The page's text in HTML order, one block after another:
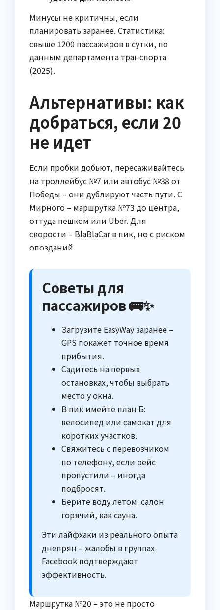
Минусы не критичны, если
планировать заранее. Статистика:
свыше 1200 пассажиров в сутки, по
данным департамента транспорта
(2025).
Альтернативы: как
добраться, если 20
не идет
Если пробки добьют, пересаживайтесь
на троллейбус №7 или автобус №38 от
Победы – они дублируют часть пути. С
Мирного – маршрутка №73 до центра,
оттуда пешком или Uber. Для
скорости – BlaBlaCar в пик, но с риском
опозданий.
Советы для
пассажиров 🚌✨
Загрузите EasyWay заранее –
GPS покажет точное время
прибытия.
Садитесь на первых
остановках, чтобы выбрать
место у окна.
В пик имейте план Б:
велосипед или самокат для
коротких участков.
Свяжитесь с перевозчиком
по телефону, если рейс
пропустили – иногда
подбросят.
Берите воду летом: салон
горячий, как сауна.
Эти лайфхаки из реального опыта
днепрян – жалобы в группах
Facebook подтверждают
эффективность.
Маршрутка №20 – это не просто